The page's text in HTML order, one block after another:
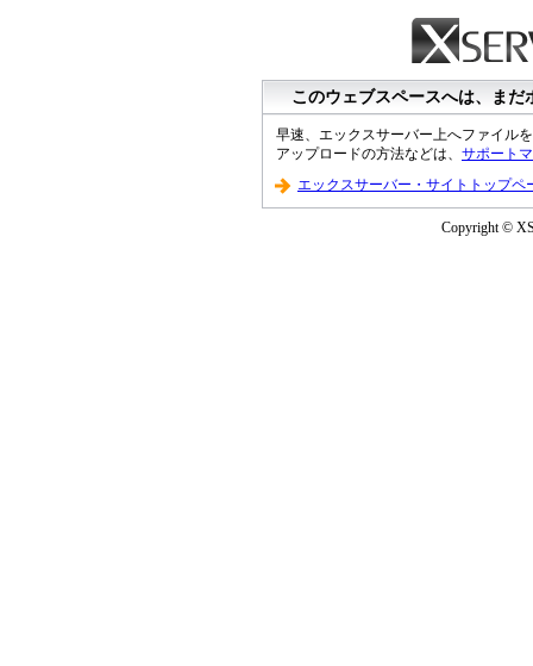
このウェブスペースへは、ま
早速、エックスサーバー上へファイル
アップロードの方法などは、 サポート
エックスサーバー・サイトトップペ
Copyright ©